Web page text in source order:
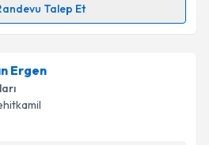
Talebini Gönder
Talep Et
Talebi
için randevu takvimi talebi
randevu almanız için bir
e-posta ile bilgilendireceğiz.
Ergen